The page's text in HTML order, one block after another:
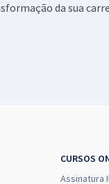
da sua
CURSOS
Assinatura